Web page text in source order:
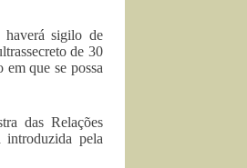
haverá sigilo de
de 30
que se possa
das Relações
introduzida pela